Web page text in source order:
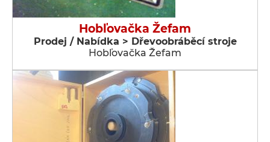
Hobľovačka Žefam
Prodej / Nabídka > Dřevoobráběcí stroje
Hobľovačka Žefam